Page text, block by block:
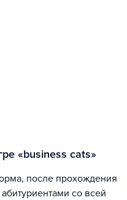
«business cats»
со всей